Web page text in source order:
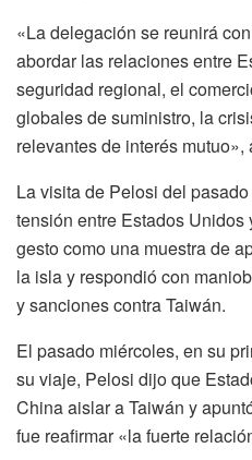
«La delegación se reunirá
abordar las relaciones entre
seguridad regional, el
globales de suministro, la
relevantes de interés
La visita de Pelosi del
tensión entre Estados
gesto como una muestra de
la isla y respondió con
y sanciones contra Taiwán.
El pasado miércoles, en su
su viaje, Pelosi dijo que
China aislar a Taiwán y
fue reafirmar «la fuerte